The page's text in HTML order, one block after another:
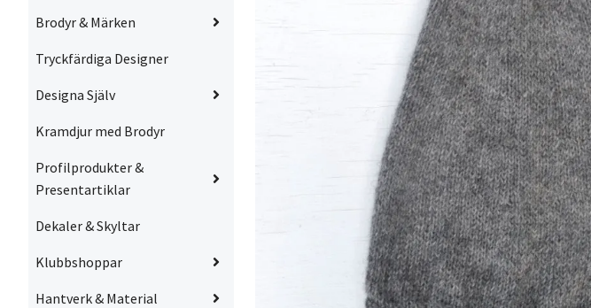
Brodyr & Märken
Tryckfärdiga Designer
Designa Själv
Kramdjur med Brodyr
Profilprodukter &
Presentartiklar
Dekaler & Skyltar
Klubbshoppar
Hantverk & Material